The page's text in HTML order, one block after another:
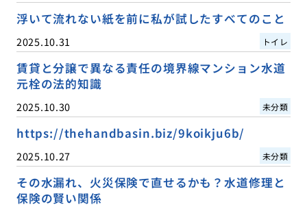
浮いて流れない紙を前に私が試したすべてのこと
2025.10.31 トイレ
賃貸と分譲で異なる責任の境界線マンション水道
元栓の法的知識
2025.10.30 未分類
https://thehandbasin.biz/9koikju6b/
2025.10.27 未分類
その水漏れ、火災保険で直せるかも？水道修理と
保険の賢い関係